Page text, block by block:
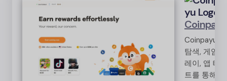
Coinpayu는
탐색, 게임
레이, 앱 테
트를 통해 보